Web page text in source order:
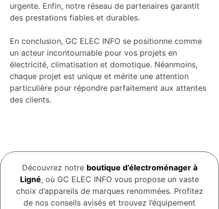
urgente. Enfin, notre réseau de partenaires garantit
des prestations fiables et durables.
En conclusion, GC ELEC INFO se positionne comme
un acteur incontournable pour vos projets en
électricité, climatisation et domotique. Néanmoins,
chaque projet est unique et mérite une attention
particulière pour répondre parfaitement aux attentes
des clients.
Découvrez notre boutique d’électroménager à
Ligné, où GC ELEC INFO vous propose un vaste
choix d’appareils de marques renommées. Profitez
de nos conseils avisés et trouvez l’équipement